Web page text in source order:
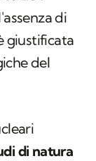
di
giustificata
del
di natura